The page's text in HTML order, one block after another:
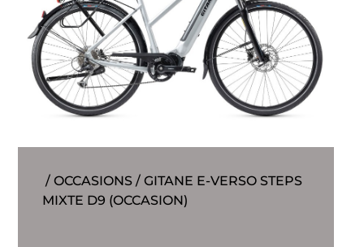
/OCCASIONS / GITANE E-VERSO STEPS
MIXTE D9 (OCCASION)